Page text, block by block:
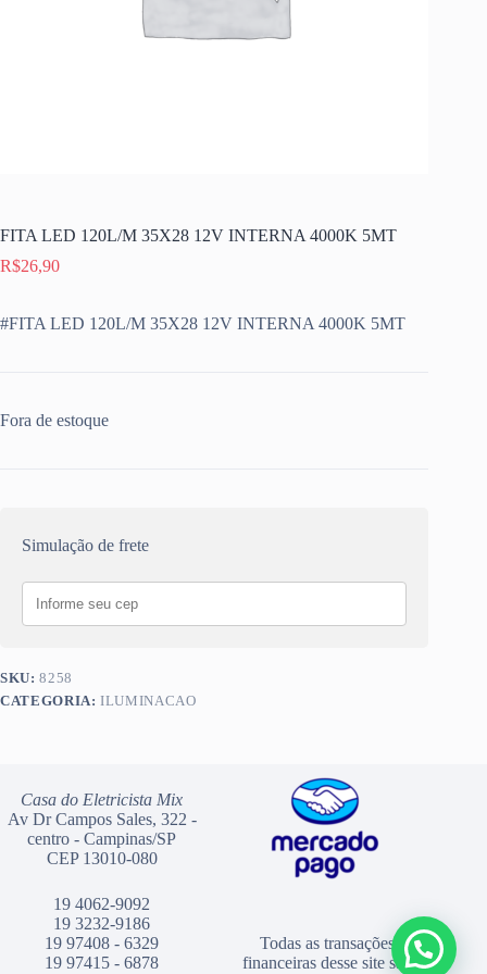
FITA LED 120L/M 35X28 12V INTERNA 4000K 5MT
R$26,90
#FITA LED 120L/M 35X28 12V INTERNA 4000K 5MT
Fora de estoque
Simulação de frete
SKU:8258
CATEGORIA:ILUMINACAO
Casa do Eletricista Mix
Av Dr Campos Sales, 322 -
centro - Campinas/SP
CEP 13010-080
19 4062-9092
19 3232-9186
19 97408 - 6329
19 97415 - 6878
Todas as transações
financeiras desse site são